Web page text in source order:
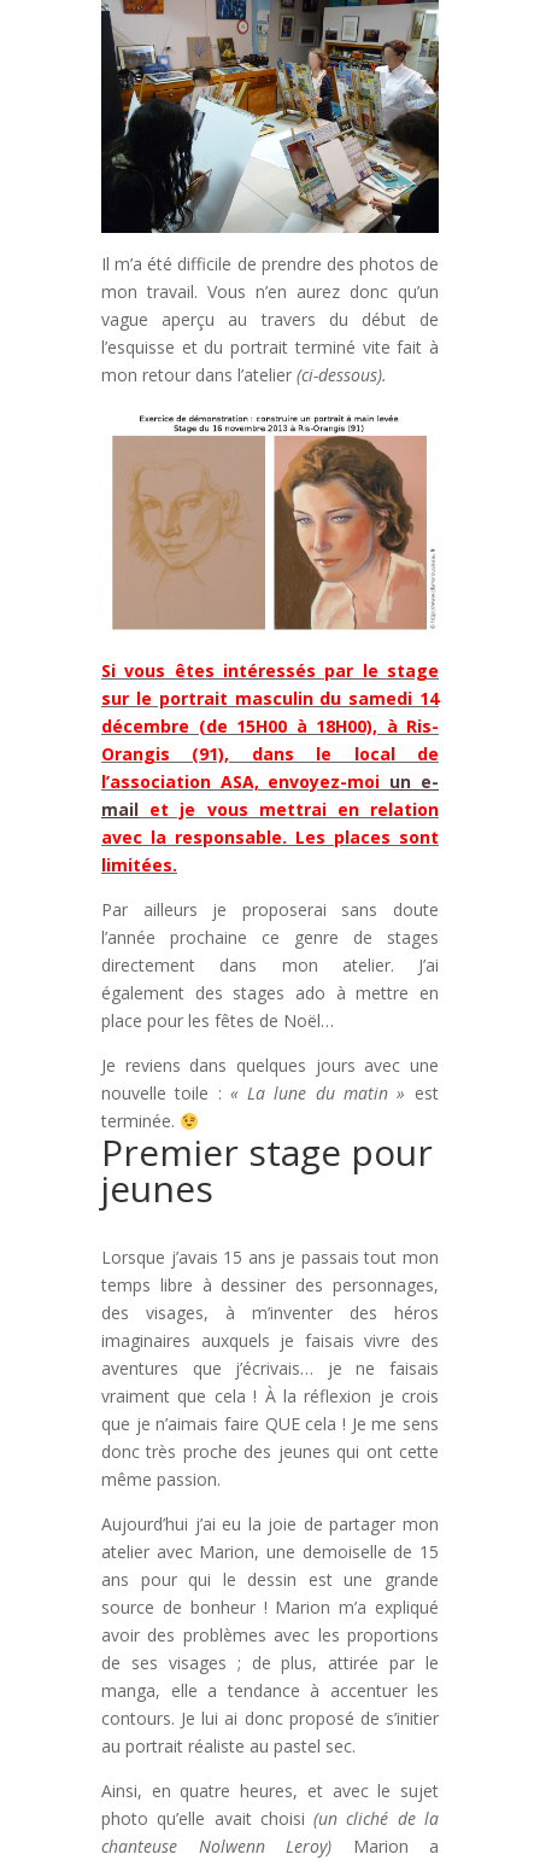
Il m’a été difficile de prendre des photos de
mon travail. Vous n’en aurez donc qu’un
vague aperçu au travers du début de
l’esquisse et du portrait terminé vite fait à
mon retour dans l’atelier (ci-dessous).
Si vous êtes intéressés par le stage
sur le portrait masculin du samedi 14
décembre (de 15H00 à 18H00), à Ris-
Orangis (91), dans le local de
l’association ASA, envoyez-moi un e-
mail et je vous mettrai en relation
avec la responsable. Les places sont
limitées.
Par ailleurs je proposerai sans doute
l’année prochaine ce genre de stages
directement dans mon atelier. J’ai
également des stages ado à mettre en
place pour les fêtes de Noël…
Je reviens dans quelques jours avec une
nouvelle toile : « La lune du matin » est
terminée.
Premier stage pour
jeunes
Lorsque j’avais 15 ans je passais tout mon
temps libre à dessiner des personnages,
des visages, à m’inventer des héros
imaginaires auxquels je faisais vivre des
aventures que j’écrivais… je ne faisais
vraiment que cela ! À la réflexion je crois
que je n’aimais faire QUE cela ! Je me sens
donc très proche des jeunes qui ont cette
même passion.
Aujourd’hui j’ai eu la joie de partager mon
atelier avec Marion, une demoiselle de 15
ans pour qui le dessin est une grande
source de bonheur ! Marion m’a expliqué
avoir des problèmes avec les proportions
de ses visages ; de plus, attirée par le
manga, elle a tendance à accentuer les
contours. Je lui ai donc proposé de s’initier
au portrait réaliste au pastel sec.
Ainsi, en quatre heures, et avec le sujet
photo qu’elle avait choisi (un cliché de la
chanteuse Nolwenn Leroy) Marion a